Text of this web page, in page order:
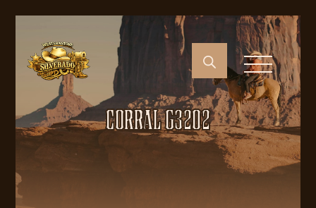
CORRAL G3202